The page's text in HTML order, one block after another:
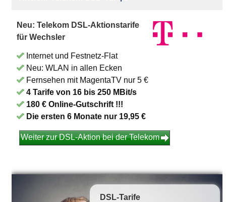
Neu: Telekom DSL-Aktionstarife
für Wechsler
Internet und Festnetz-Flat
Neu: WLAN in allen Ecken
Fernsehen mit MagentaTV nur 5 €
4 Tarife von 16 bis 250 MBit/s
180 € Online-Gutschrift !!!
Die ersten 6 Monate nur 19,95 €
Weiter zur DSL-Aktion bei der Telekom
DSL-Tarife